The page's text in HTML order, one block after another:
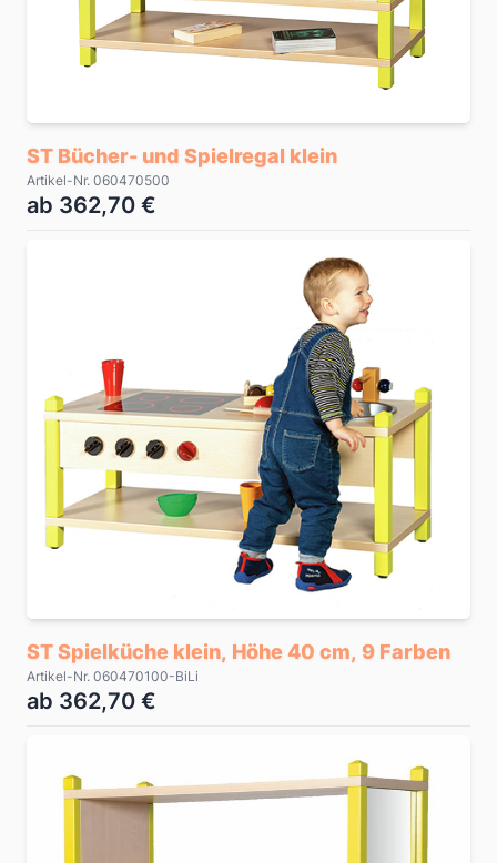
ST Bücher- und Spielregal klein
Artikel-Nr. 060470500
ab 362,70 €
ST Spielküche klein, Höhe 40 cm, 9 Farben
Artikel-Nr. 060470100-BiLi
ab 362,70 €